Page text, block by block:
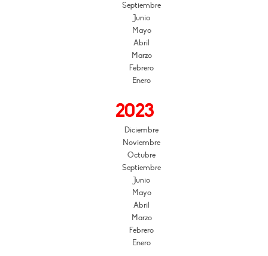
Septiembre
Junio
Mayo
Abril
Marzo
Febrero
Enero
2023
Diciembre
Noviembre
Octubre
Septiembre
Junio
Mayo
Abril
Marzo
Febrero
Enero